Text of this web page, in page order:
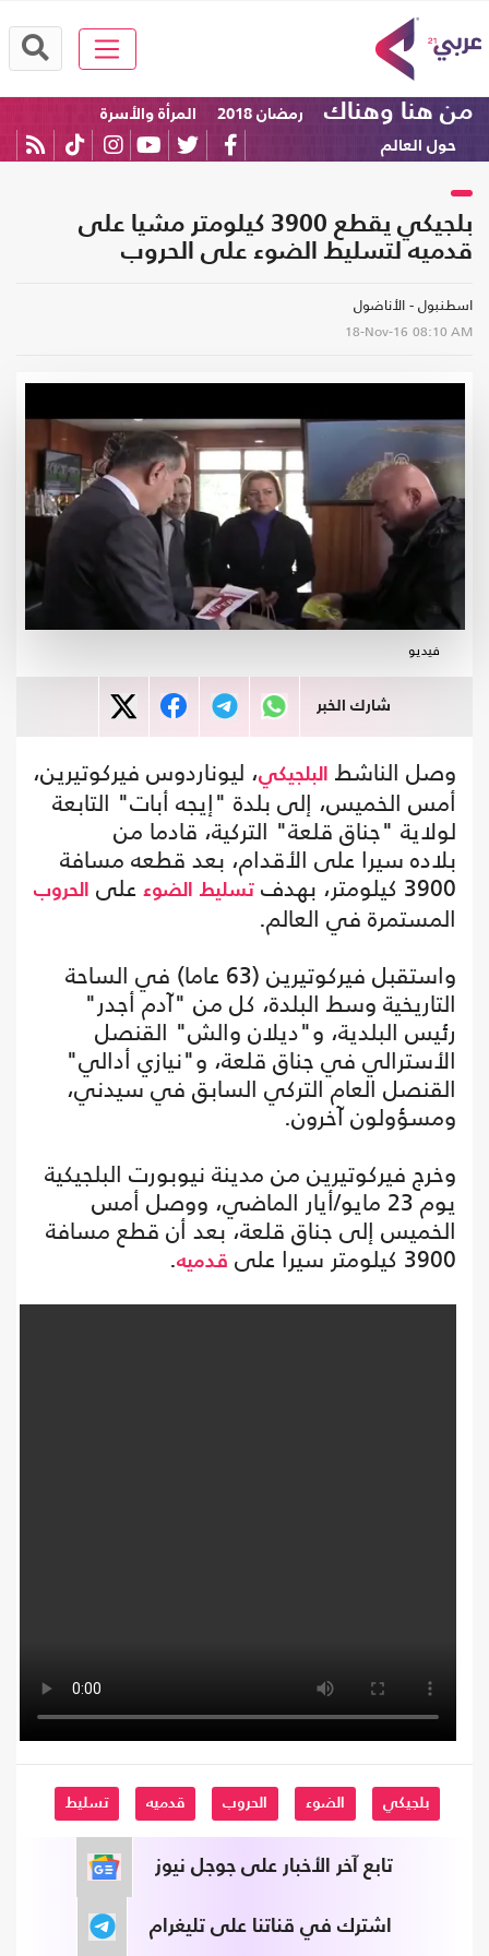
من هنا وهناك رمضان 2018
المرأة والأسرة
حول العالم
بلجيكي يقطع 3900 كيلومتر مشيا على
قدميه لتسليط الضوء على الحروب
اسطنبول - الأناضول
18-Nov-16 08:10 AM
فيديو
شارك الخبر
وصل الناشط البلجيكي، ليوناردوس فيركوتيرين،
أمس الخميس، إلى بلدة "إيجه أبات" التابعة
لولاية "جناق قلعة" التركية، قادما من
بلاده سيرا على الأقدام، بعد قطعه مسافة
3900 كيلومتر، بهدف تسليط الضوء على الحروب
المستمرة في العالم.
واستقبل فيركوتيرين (63 عاما) في الساحة
التاريخية وسط البلدة، كل من "آدم أجدر"
رئيس البلدية، و"ديلان والش" القنصل
الأسترالي في جناق قلعة، و"نيازي أدالي"
القنصل العام التركي السابق في سيدني،
ومسؤولون آخرون.
وخرج فيركوتيرين من مدينة نيوبورت البلجيكية
يوم 23 مايو/أيار الماضي، ووصل أمس
الخميس إلى جناق قلعة، بعد أن قطع مسافة
3900 كيلومتر سيرا على قدميه.
بلجيكي الضوء الحروب قدميه تسليط
تابع آخر الأخبار على جوجل نيوز
اشترك في قناتنا على تليغرام